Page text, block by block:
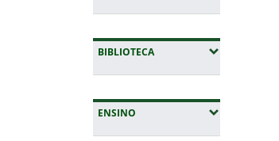
BIBLIOTECA(EXPANDIR SUBMENUS)
ENSINO (EXPANDIR SUBMENUS)